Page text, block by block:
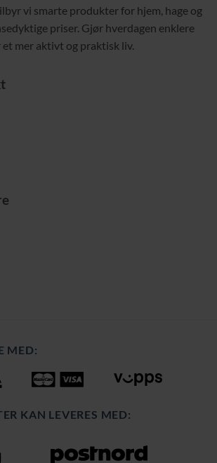
vi smarte produkter for hjem, hage og
priser. Gjør hverdagen enklere
mer aktivt og praktisk liv.
MED:
KAN LEVERES MED: